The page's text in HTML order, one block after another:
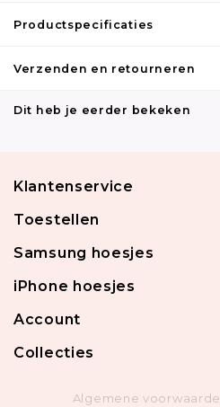
Productspecificaties
Verzenden en retourneren
Dit heb je eerder bekeken
Klantenservice
Toestellen
Samsung hoesjes
iPhone hoesjes
Account
Collecties
Algemene